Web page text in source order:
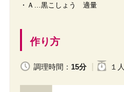
・Ａ…黒こしょう 適量
作り方
調理時間： 15分 １人